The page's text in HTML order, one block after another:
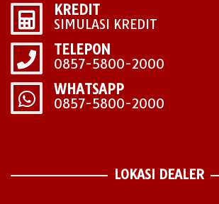
KREDIT
SIMULASI KREDIT
TELEPON
0857-5800-2000
WHATSAPP
0857-5800-2000
LOKASI DEALER